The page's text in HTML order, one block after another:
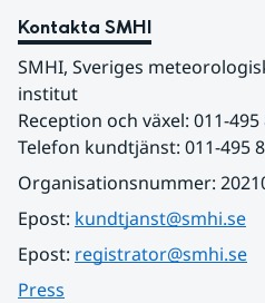
Kontakta SMHI
SMHI, Sveriges
institut
Reception och växel: 011-495
Telefon kundtjänst: 011-495
Organisationsnummer:
Epost: kundtjanst@smhi.se
Epost: registrator@smhi.se
Press